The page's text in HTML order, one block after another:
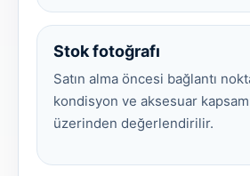
Stok fotoğrafı
Satın alma öncesi bağlantı
kondisyon ve aksesuar
üzerinden değerlendirilir.